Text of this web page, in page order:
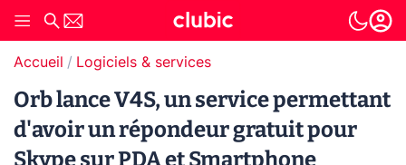
Accueil Logiciels & services
Orb lance V4S, un service permettant
d'avoir un répondeur gratuit pour
Skype sur PDA et Smartphone